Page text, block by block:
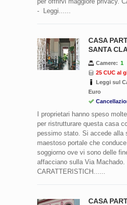
- Leggi......
CASA
SANTA
Camere: 1
25 CUC al
Leggi sul
Euro
I proprietari hanno speso
per ristrutturare questa casa
pessimo stato. Si accede alla
maestoso portale che
soggiorno ove vi sono delle
affacciano sulla Via Machado.
CARATTERISTICH......
CASA